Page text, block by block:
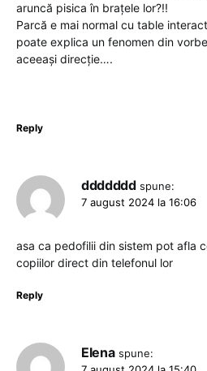
aruncă pisica în brațele lor?!!
Parcă e mai normal cu table
poate explica un fenomen din
aceeași direcție….
Reply
ddddddd spune:
7 august 2024 la 16:06
asa ca pedofilii din sistem pot afla
copiilor direct din telefonul lor
Reply
Elena spune: